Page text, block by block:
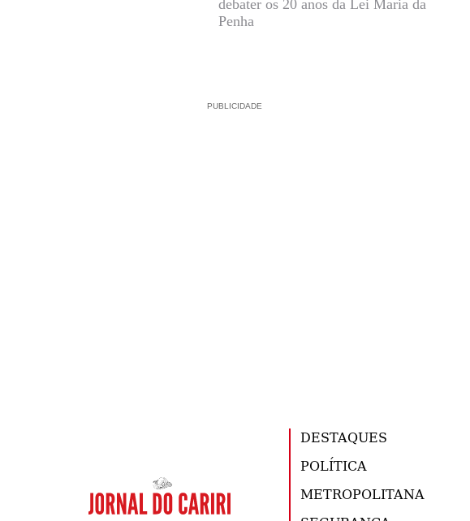
debater os 20 anos da Lei Maria da
Penha
PUBLICIDADE
DESTAQUES
POLÍTICA
METROPOLITANA